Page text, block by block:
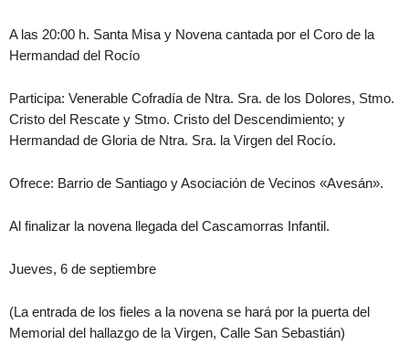
A las 20:00 h. Santa Misa y Novena cantada por el Coro de la
Hermandad del Rocío
Participa: Venerable Cofradía de Ntra. Sra. de los Dolores, Stmo.
Cristo del Rescate y Stmo. Cristo del Descendimiento; y
Hermandad de Gloria de Ntra. Sra. la Virgen del Rocío.
Ofrece: Barrio de Santiago y Asociación de Vecinos «Avesán».
Al finalizar la novena llegada del Cascamorras Infantil.
Jueves, 6 de septiembre
(La entrada de los fieles a la novena se hará por la puerta del
Memorial del hallazgo de la Virgen, Calle San Sebastián)